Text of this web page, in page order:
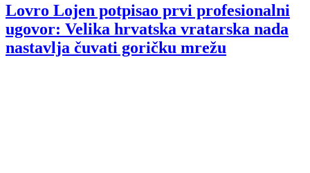
Lovro Lojen potpisao prvi profesionalni
ugovor: Velika hrvatska vratarska nada
nastavlja čuvati goričku mrežu